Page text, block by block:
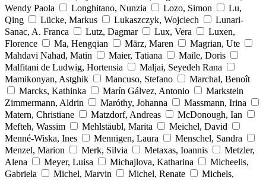
Wendy Paola
Longhitano, Nunzia Lozo, Simon
Lu,
Qing
Lücke, Markus Lukaszczyk, Wojciech
Lunari-
Sanac, A. Franca
Lutz, Dagmar Lux, Vera
Luxen,
Florence
Ma, Hengqian März, Maren
Magrian, Ute
Mahdavi Nahad, Matin
Maier, Tatiana
Maile, Doris
Malfitani de Ludwig, Hortensia
Maljai, Seyedeh Rana
Mamikonyan, Astghik
Mancuso, Stefano
Marchal, Benoît
Marcks, Kathinka
Marín Gálvez, Antonio
Markstein
Zimmermann, Aldrin
Maróthy, Johanna
Massmann, Irina
Matern, Christiane
Matzdorf, Andreas
McDonough, Ian
Mefteh, Wassim
Mehlstäubl, Marita
Meichel, David
Menné-Wiska, Ines
Mennigen, Laura
Menschel, Sandra
Menzel, Marion
Merk, Silvia Metaxas, Ioannis
Metzler,
Alena
Meyer, Luisa Michajlova, Katharina
Micheelis,
Gabriela
Michel, Marvin Michel, Renate
Michels,